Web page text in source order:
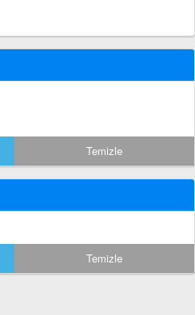
Temizle
Temizle